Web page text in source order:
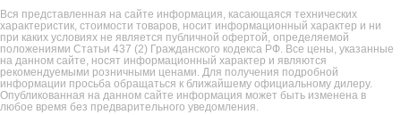
Вся представленная на сайте информация, касающаяся технических
характеристик, стоимости товаров, носит информационный характер и ни
при каких условиях не является публичной офертой, определяемой
положениями Статьи 437 (2) Гражданского кодекса РФ. Все цены, указанные
на данном сайте, носят информационный характер и являются
рекомендуемыми розничными ценами. Для получения подробной
информации просьба обращаться к ближайшему официальному дилеру.
Опубликованная на данном сайте информация может быть изменена в
любое время без предварительного уведомления.